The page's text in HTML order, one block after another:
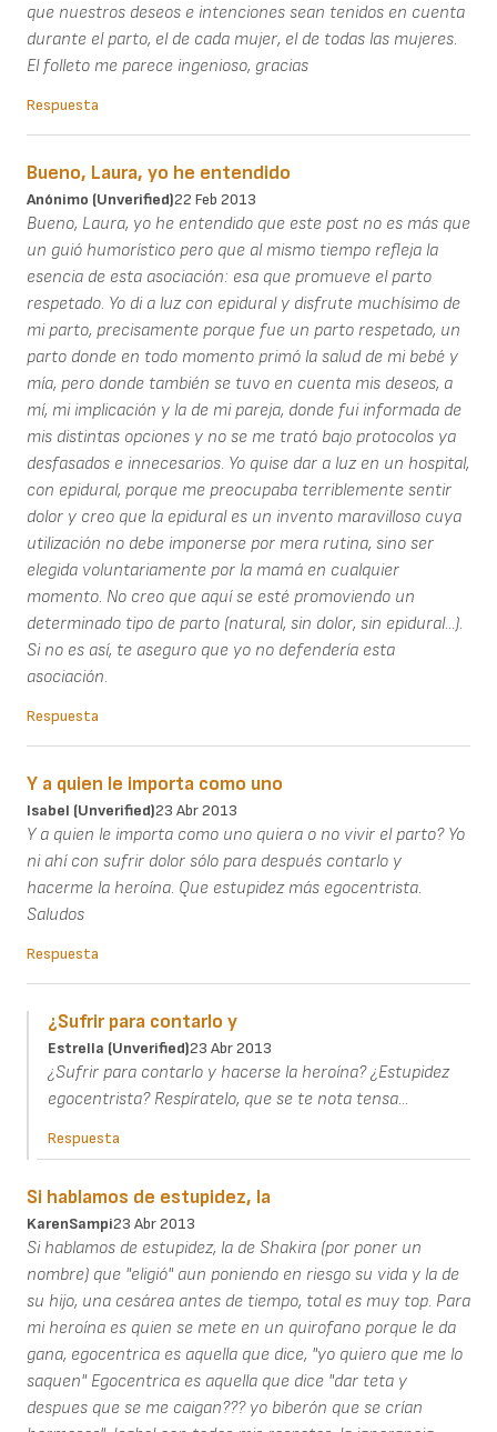
que nuestros deseos e intenciones sean tenidos en cuenta
durante el parto, el de cada mujer, el de todas las mujeres.
El folleto me parece ingenioso, gracias
Respuesta
Bueno, Laura, yo he entendido
Anónimo (unverified)22 Feb 2013
Bueno, Laura, yo he entendido que este post no es más que
un guió humorístico pero que al mismo tiempo refleja la
esencia de esta asociación: esa que promueve el parto
respetado. Yo di a luz con epidural y disfrute muchísimo de
mi parto, precisamente porque fue un parto respetado, un
parto donde en todo momento primó la salud de mi bebé y
mía, pero donde también se tuvo en cuenta mis deseos, a
mí, mi implicación y la de mi pareja, donde fui informada de
mis distintas opciones y no se me trató bajo protocolos ya
desfasados e innecesarios. Yo quise dar a luz en un hospital,
con epidural, porque me preocupaba terriblemente sentir
dolor y creo que la epidural es un invento maravilloso cuya
utilización no debe imponerse por mera rutina, sino ser
elegida voluntariamente por la mamá en cualquier
momento. No creo que aquí se esté promoviendo un
determinado tipo de parto (natural, sin dolor, sin epidural...).
Si no es así, te aseguro que yo no defendería esta
asociación.
Respuesta
Y a quien le importa como uno
Isabel (unverified)23 Abr 2013
Y a quien le importa como uno quiera o no vivir el parto? Yo
ni ahí con sufrir dolor sólo para después contarlo y
hacerme la heroína. Que estupidez más egocentrista.
Saludos
Respuesta
¿Sufrir para contarlo y
Estrella (unverified)23 Abr 2013
¿Sufrir para contarlo y hacerse la heroína? ¿Estupidez
egocentrista? Respíratelo, que se te nota tensa...
Respuesta
Si hablamos de estupidez, la
KarenSampi23 Abr 2013
Si hablamos de estupidez, la de Shakira (por poner un
nombre) que "eligió" aun poniendo en riesgo su vida y la de
su hijo, una cesárea antes de tiempo, total es muy top. Para
mi heroína es quien se mete en un quirofano porque le da
gana, egocentrica es aquella que dice, "yo quiero que me lo
saquen" Egocentrica es aquella que dice "dar teta y
despues que se me caigan??? yo biberón que se crían